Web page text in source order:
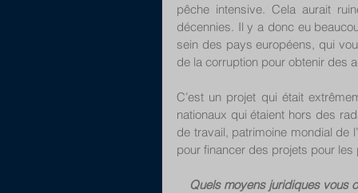
pêche intensive. Cela aurait
décennies. Il y a donc eu
sein des pays européens, qui
de la corruption pour obtenir des
C’est un projet qui était
nationaux qui étaient hors des
de travail, patrimoine mondial de
pour financer des projets pour
Quels moyens juridiques vous